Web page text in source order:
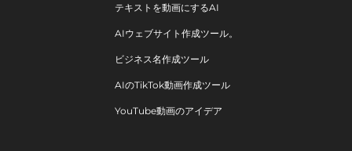
テキストを動画にするAI
AIウェブサイト作成ツール。
ビジネス名作成ツール
AIのTikTok動画作成ツール
YouTube動画のアイデア